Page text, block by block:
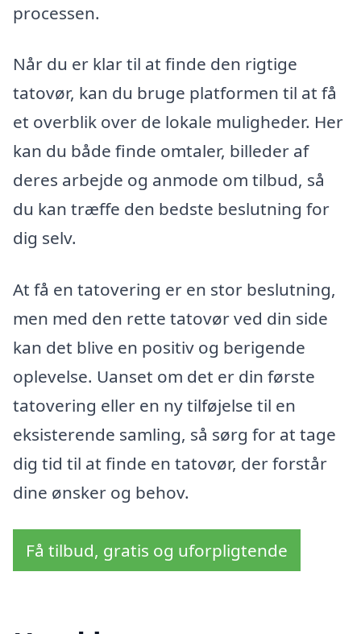
processen.
Når du er klar til at finde den rigtige
tatovør, kan du bruge platformen til at få
et overblik over de lokale muligheder. Her
kan du både finde omtaler, billeder af
deres arbejde og anmode om tilbud, så
du kan træffe den bedste beslutning for
dig selv.
At få en tatovering er en stor beslutning,
men med den rette tatovør ved din side
kan det blive en positiv og berigende
oplevelse. Uanset om det er din første
tatovering eller en ny tilføjelse til en
eksisterende samling, så sørg for at tage
dig tid til at finde en tatovør, der forstår
dine ønsker og behov.
Få tilbud, gratis og uforpligtende